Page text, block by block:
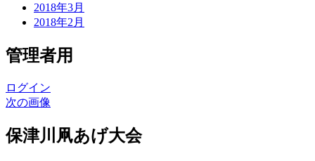
2018年3月
2018年2月
管理者用
ログイン
次の画像
保津川凧あげ大会